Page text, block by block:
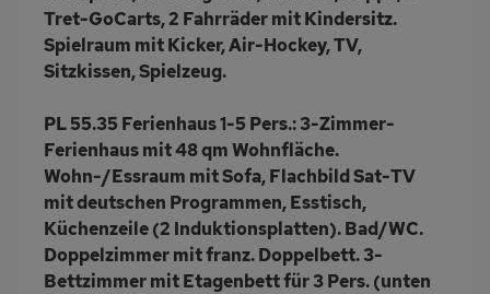
Tret-GoCarts, 2 Fahrräder mit Kindersitz.
Spielraum mit Kicker, Air-Hockey, TV,
Sitzkissen, Spielzeug.
PL 55.35 Ferienhaus 1-5 Pers.:3-Zimmer-
Ferienhaus mit 48 qm Wohnfläche.
Wohn-/Essraum mit Sofa, Flachbild Sat-TV
mit deutschen Programmen, Esstisch,
Küchenzeile (2 Induktionsplatten). Bad/WC.
Doppelzimmer mit franz. Doppelbett. 3-
Bettzimmer mit Etagenbett für 3 Pers. (unten